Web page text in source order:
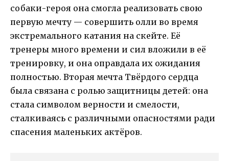
собаки-героя она смогла реализовать свою
первую мечту — совершить олли во время
экстремального катания на скейте. Её
тренеры много времени и сил вложили в её
тренировку, и она оправдала их ожидания
полностью. Вторая мечта Твёрдого сердца
была связана с ролью защитницы детей: она
стала символом верности и смелости,
сталкиваясь с различными опасностями ради
спасения маленьких актёров.